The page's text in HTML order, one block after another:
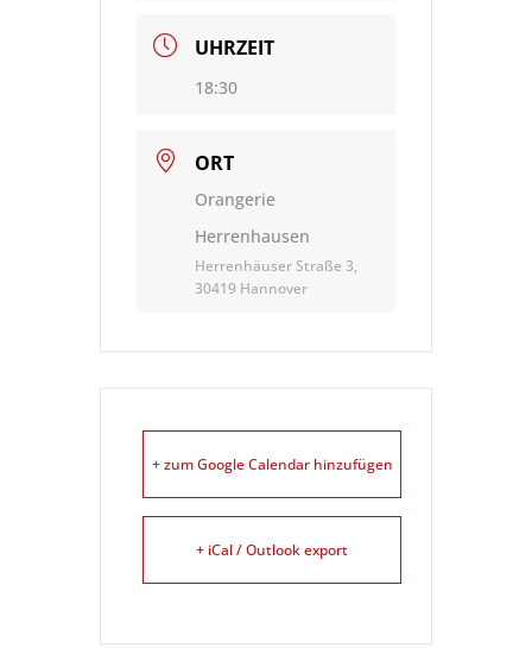
UHRZEIT
18:30
ORT
Orangerie
Herrenhausen
Herrenhäuser Straße 3,
30419 Hannover
+ zum Google Calendar hinzufügen
+ iCal / Outlook export